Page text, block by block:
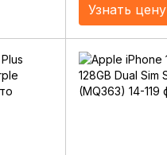
Узнать цену